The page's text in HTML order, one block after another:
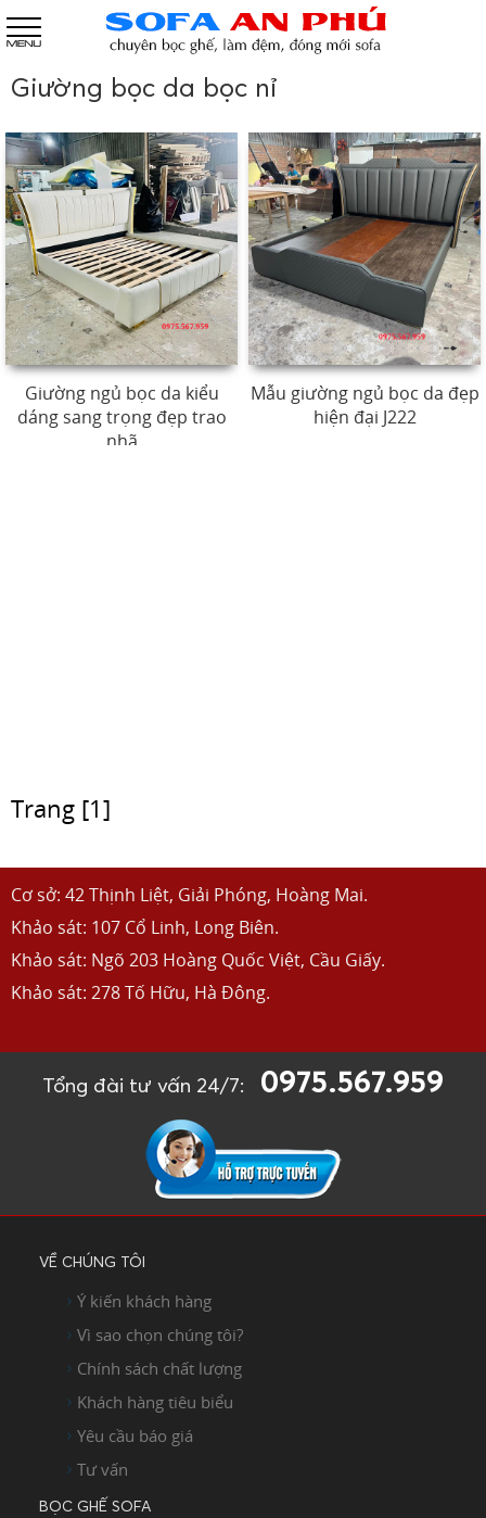
Giường bọc da bọc nỉ
Giường ngủ bọc da kiểu
dáng sang trọng đẹp trao
nhã
Mẫu giường ngủ bọc da đẹp
hiện đại J222
Trang [1]
Cơ sở: 42 Thịnh Liệt, Giải Phóng, Hoàng Mai.
Khảo sát: 107 Cổ Linh, Long Biên.
Khảo sát: Ngõ 203 Hoàng Quốc Việt, Cầu Giấy.
Khảo sát: 278 Tố Hữu, Hà Đông.
Tổng đài tư vấn 24/7: 0975.567.959
VỀ CHÚNG TÔI
Ý kiến khách hàng
Vì sao chọn chúng tôi?
Chính sách chất lượng
Khách hàng tiêu biểu
Yêu cầu báo giá
Tư vấn
BỌC GHẾ SOFA